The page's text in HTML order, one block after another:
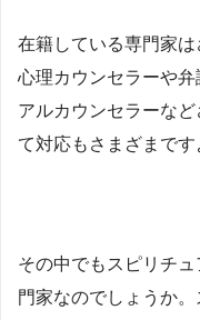
在籍している専門家は
心理カウンセラーや
アルカウンセラーな
て対応もさまざまです
その中でもスピリチ
門家なのでしょうか